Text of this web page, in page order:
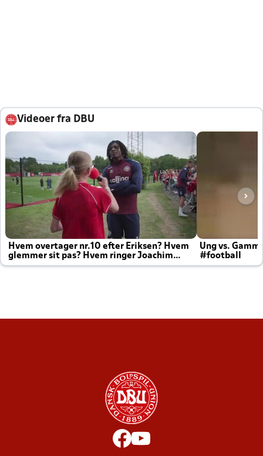
Videoer fra DBU
Hvem overtager nr.10 efter Eriksen? Hvem
glemmer sit pas? Hvem ringer Joachim
altid til efter kampe?
Ung vs.
#football